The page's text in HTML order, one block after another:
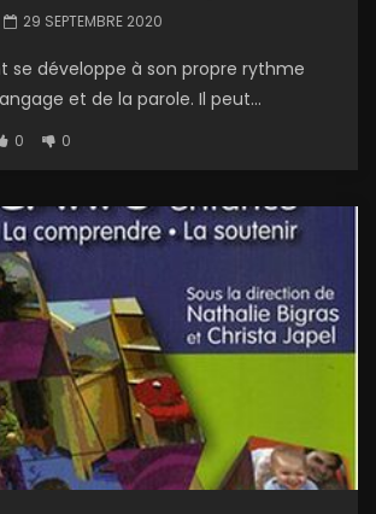
29 SEPTEMBRE 2020
se développe à son propre rythme
et de la parole. Il peut...
0 0